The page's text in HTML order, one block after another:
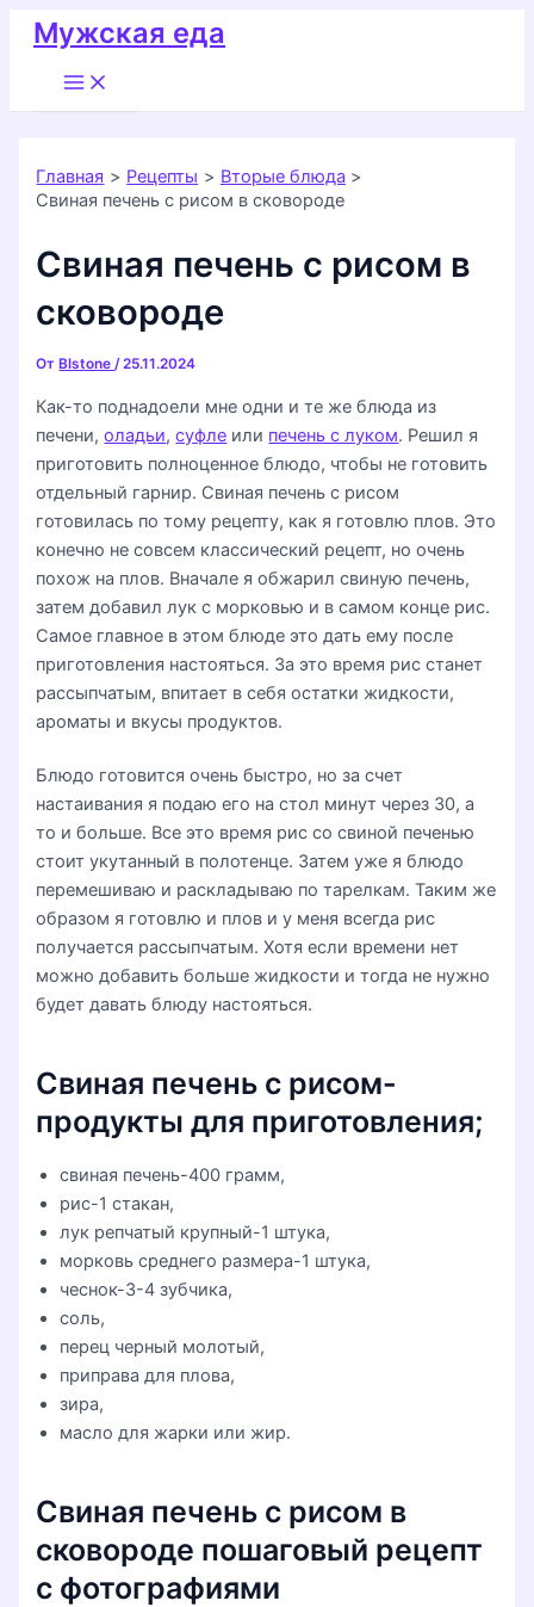
Перейти
содержимому
Мужская еда
Main
Menu
Главная Рецепты
Вторые блюда
Свиная печень с рисом в сковороде
Свиная печень с рисом в
сковороде
От Blstone/25.11.2024
Как-то поднадоели мне одни и те же блюда из
печени,оладьи,суфле или печень с луком. Решил я
приготовить полноценное блюдо, чтобы не готовить
отдельный гарнир. Свиная печень с рисом
готовилась по тому рецепту, как я готовлю плов. Это
конечно не совсем классический рецепт, но очень
похож на плов. Вначале я обжарил свиную печень,
затем добавил лук с морковью и в самом конце рис.
Самое главное в этом блюде это дать ему после
приготовления настояться. За это время рис станет
рассыпчатым, впитает в себя остатки жидкости,
ароматы и вкусы продуктов.
Блюдо готовится очень быстро, но за счет
настаивания я подаю его на стол минут через 30, а
то и больше. Все это время рис со свиной печенью
стоит укутанный в полотенце. Затем уже я блюдо
перемешиваю и раскладываю по тарелкам. Таким же
образом я готовлю и плов и у меня всегда рис
получается рассыпчатым. Хотя если времени нет
можно добавить больше жидкости и тогда не нужно
будет давать блюду настояться.
Свиная печень с рисом-
продукты для приготовления;
свиная печень-400 грамм,
рис-1 стакан,
лук репчатый крупный-1 штука,
морковь среднего размера-1 штука,
чеснок-3-4 зубчика,
соль,
перец черный молотый,
приправа для плова,
зира,
масло для жарки или жир.
Свиная печень с рисом в
сковороде пошаговый рецепт
с фотографиями